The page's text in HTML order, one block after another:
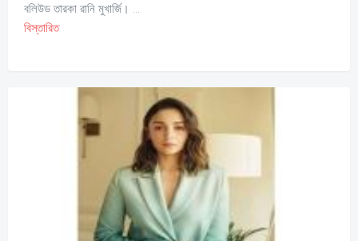
বলিউড তারকা রানি মুখার্জি। ...
বিস্তারিত